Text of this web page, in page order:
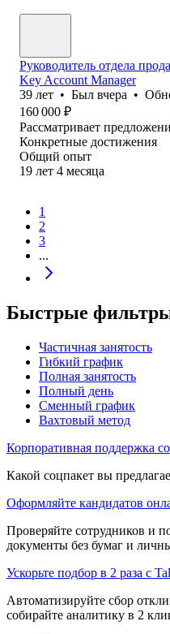
Руководитель отдела
Key Account Manager
39 лет • Был вчера •
160 000 ₽
Рассматривает
Конкретные достижения
Общий опыт
19 лет 4 месяца
1
2
3
...
Быстрые
Частичная занятость
Гибкий график
Полная занятость
Полный день
Сменный график
Вахтовый метод
Корпоративная поддержка
Какой соцпакет вы
Оформляйте кандидатов
Проверяйте сотрудников и
документы без бумаг и
Ускорьте подбор в 2 раза с
Автоматизируйте сбор
собирайте аналитику в 2